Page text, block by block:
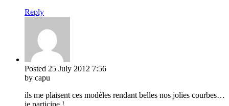
Reply
Posted 25 July 2012 7:56
by capu
ils me plaisent ces modèles rendant belles nos jolies courbes…